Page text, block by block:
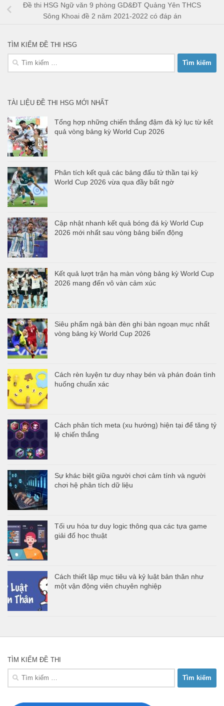
Đề thi HSG Ngữ văn 9 phòng GD&ĐT Quảng Yên THCS
Sông Khoai đề 2 năm 2021-2022 có đáp án
TÌM KIẾM ĐỀ THI HSG
Tìm
TÀI LIỆU ĐỀ THI HSG MỚI NHẤT
Tổng hợp những chiến thắng đậm đà kỷ lục từ kết
quả vòng bảng kỳ World Cup 2026
Phân tích kết quả các bảng đấu tử thần tại kỳ
World Cup 2026 vừa qua đầy bất ngờ
Cập nhật nhanh kết quả bóng đá kỳ World Cup
2026 mới nhất sau vòng bảng biến động
Kết quả lượt trận hạ màn vòng bảng kỳ World Cup
2026 mang đến vô vàn cảm xúc
Siêu phẩm ngả bàn đèn ghi bàn ngoạn mục nhất
vòng bảng kỳ World Cup 2026
Cách rèn luyện tư duy nhạy bén và phán đoán tình
huống chuẩn xác
Cách phân tích meta (xu hướng) hiện tại để tăng tỷ
lệ chiến thắng
Sự khác biệt giữa người chơi cảm tính và người
chơi hệ phân tích dữ liệu
Tối ưu hóa tư duy logic thông qua các tựa game
giải đố học thuật
Cách thiết lập mục tiêu và kỷ luật bản thân như
một vận động viên chuyên nghiệp
TÌM KIẾM ĐỀ THI
Tìm